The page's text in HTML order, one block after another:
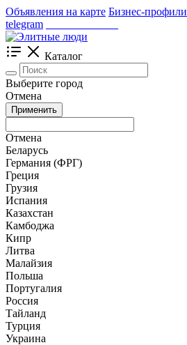
Объявления на карте Бизнес-профили
telegram
Каталог
Выберите город
Отмена
Применить
Отмена
Беларусь
Германия (ФРГ)
Греция
Грузия
Испания
Казахстан
Камбоджа
Кипр
Литва
Малайзия
Польша
Португалия
Россия
Тайланд
Турция
Украина